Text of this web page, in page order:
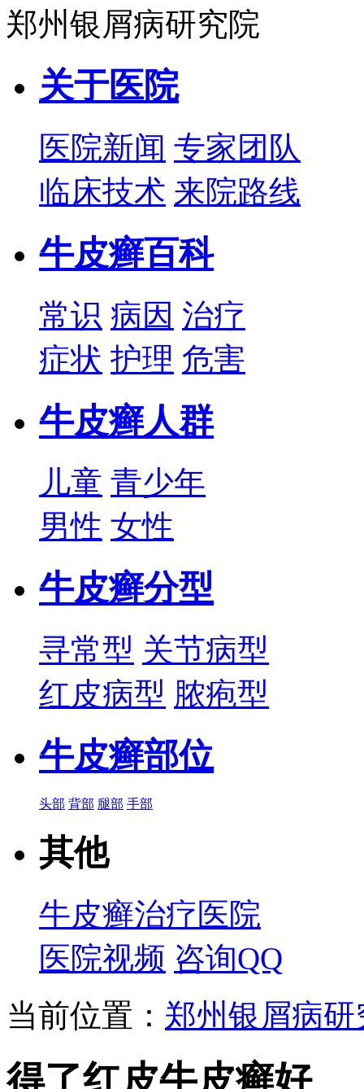
郑州银屑病研究院
关于医院
医院新闻 专家团队
临床技术 来院路线
牛皮癣百科
常识 病因 治疗
症状 护理 危害
牛皮癣人群
儿童 青少年
男性 女性
牛皮癣分型
寻常型 关节病型
红皮病型 脓疱型
牛皮癣部位
头部 背部 腿部 手部
其他
牛皮癣治疗医院
医院视频 咨询QQ
当前位置： 郑州银屑病研
得了红皮牛皮癣好